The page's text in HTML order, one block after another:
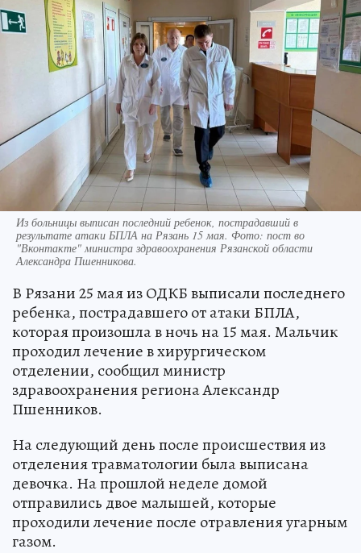
Из больницы выписан последний ребенок, пострадавший в
результате атаки БПЛА на Рязань 15 мая. Фото: пост во
"Вконтакте" министра здравоохранения Рязанской области
Александра Пшенникова.
В Рязани 25 мая из ОДКБ выписали последнего
ребенка, пострадавшего от атаки БПЛА,
которая произошла в ночь на 15 мая. Мальчик
проходил лечение в хирургическом
отделении, сообщил министр
здравоохранения региона Александр
Пшенников.
На следующий день после происшествия из
отделения травматологии была выписана
девочка. На прошлой неделе домой
отправились двое малышей, которые
проходили лечение после отравления угарным
газом.